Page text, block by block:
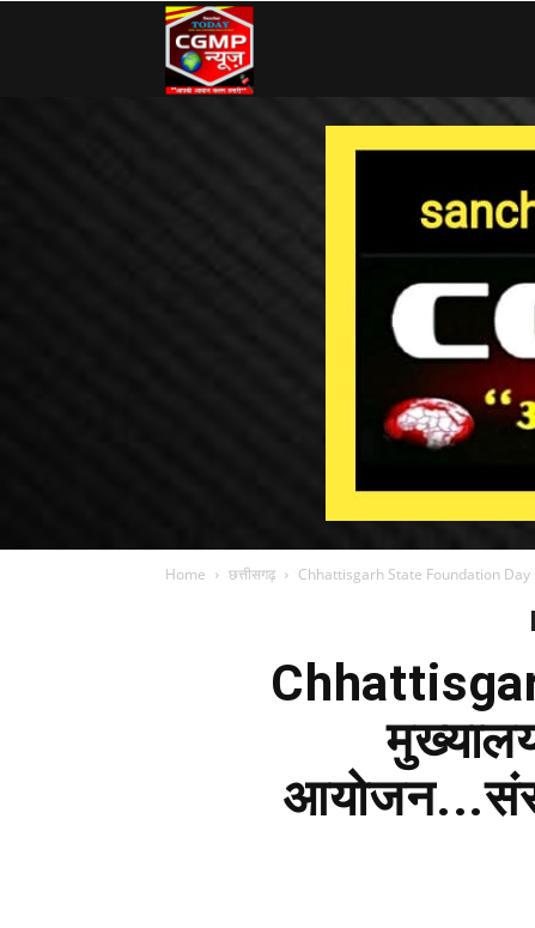
Home छत्तीसगढ़ Chhattisgarh State Foundation Day